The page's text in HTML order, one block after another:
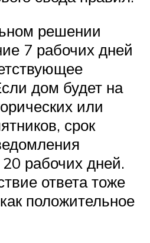
решении
7 рабочих дней
дом будет на
или
срок
рабочих дней.
ответа тоже
положительное